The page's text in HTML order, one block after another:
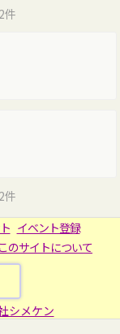
件
件
イベント登録
このサイトについて
シメケン